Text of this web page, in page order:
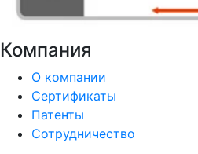
Компания
О компании
Сертификаты
Патенты
Сотрудничество